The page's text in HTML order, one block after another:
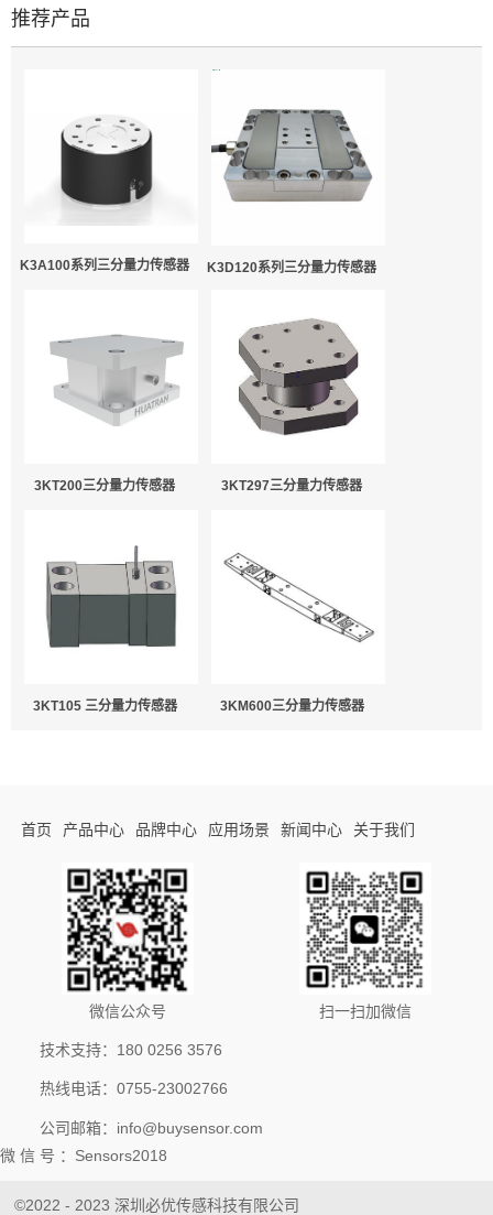
推荐产品
K3A100系列三分量力传感器 K3D120系列三分量力传感器
3KT200三分量力传感器 3KT297三分量力传感器
3KT105 三分量力传感器 3KM600三分量力传感器
首页 产品中心 品牌中心 应用场景 新闻中心 关于我们
微信公众号 扫一扫加微信
技术支持：180 0256 3576
热线电话：0755-23002766
公司邮箱：info@buysensor.com
微 信 号 ：Sensors2018
©2022 - 2023 深圳必优传感科技有限公司